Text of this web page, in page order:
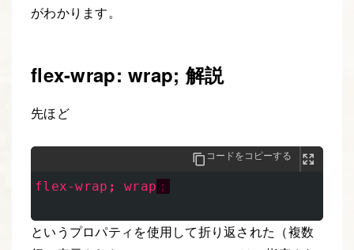
がわかります。
flex-wrap: wrap; 解説
先ほど
コードをコピーする
flex-wrap ; wrap ；
というプロパティを使用して折り返された（複数